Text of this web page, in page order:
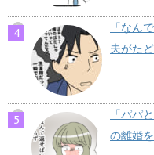
「なん
夫がた
「パパ
の離婚